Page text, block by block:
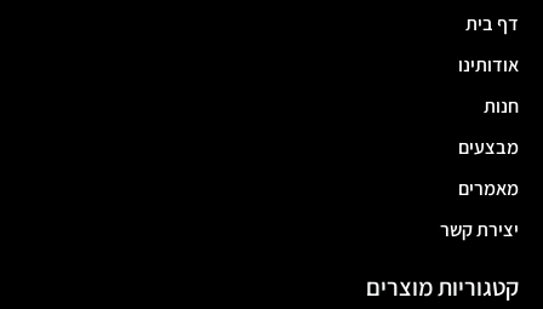
דף בית
אודותינו
חנות
מבצעים
מאמרים
יצירת קשר
קטגוריות מוצרים